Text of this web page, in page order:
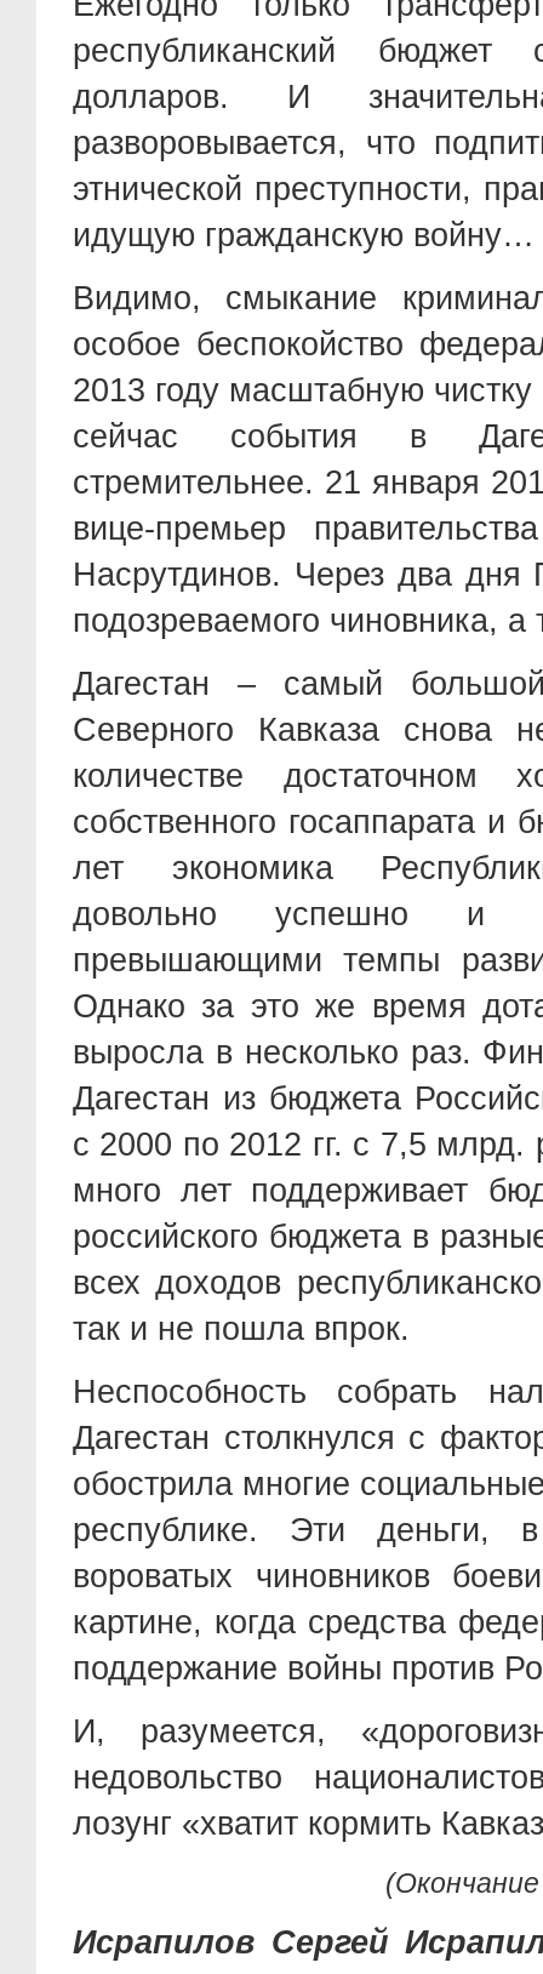
республиканский
долларов. И
разворовывается, что
этнической преступности,
идущую гражданскую войну…
Видимо, смыкание
особое беспокойство
2013 году масштабную
сейчас события в
стремительнее. 21 января
вице-премьер
Насрутдинов. Через два дня
подозреваемого чиновника,
Дагестан – самый
Северного Кавказа снова
количестве
собственного госаппарата и
лет экономика
довольно успешно и
превышающими темпы
Однако за это же время
выросла в несколько раз.
Дагестан из бюджета
с 2000 по 2012 гг. с 7,5
много лет поддерживает
российского бюджета в
всех доходов
так и не пошла впрок.
Неспособность собрать
Дагестан столкнулся с
обострила многие
республике. Эти
вороватых чиновников
картине, когда средства
поддержание войны против
И, разумеется,
недовольство
лозунг «хватит кормить
Исрапилов Сергей